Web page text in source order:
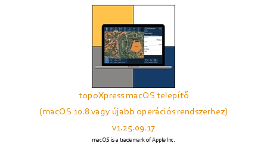
topoXpress macOS telepítő
(macOS 10.8 vagy újabb operációs rendszerhez)
v1.25.09.17
macOS is a trademark of Apple Inc.